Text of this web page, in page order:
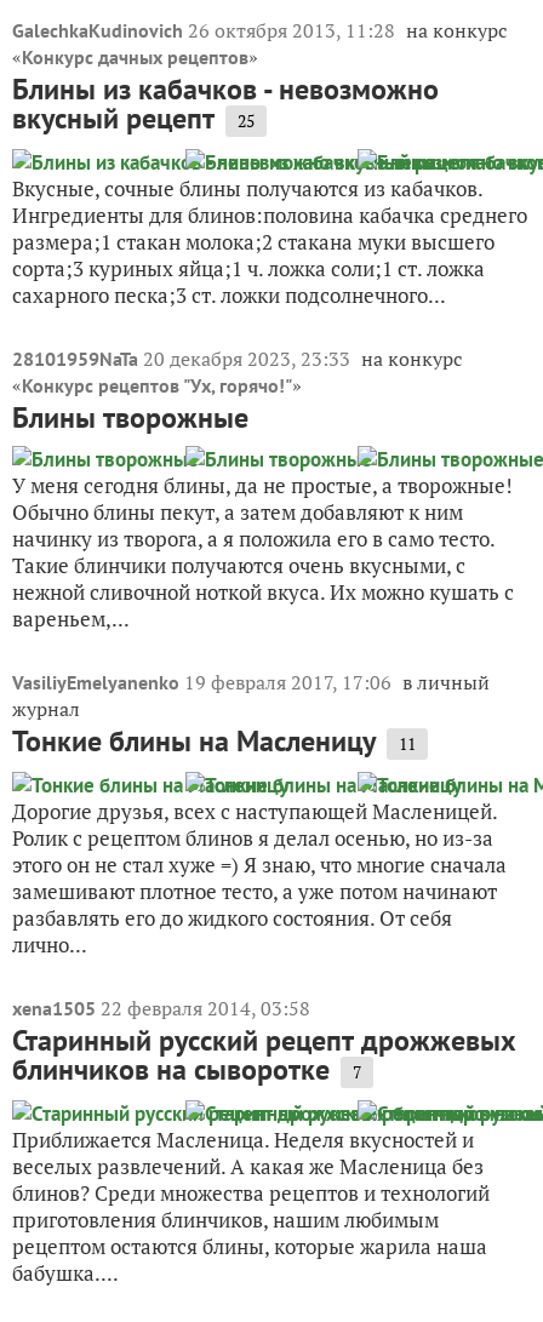
GalechkaKudinovich 26 октября 2013, 11:28 на конкурс
«Конкурс дачных рецептов»
Блины из кабачков - невозможно
вкусный рецепт 25
Вкусные, сочные блины получаются из кабачков.
Ингредиенты для блинов:половина кабачка среднего
размера;1 стакан молока;2 стакана муки высшего
сорта;3 куриных яйца;1 ч. ложка соли;1 ст. ложка
сахарного песка;3 ст. ложки подсолнечного...
28101959NaTa 20 декабря 2023, 23:33 на конкурс
«Конкурс рецептов "Ух, горячо!"»
Блины творожные
У меня сегодня блины, да не простые, а творожные!
Обычно блины пекут, а затем добавляют к ним
начинку из творога, а я положила его в само тесто.
Такие блинчики получаются очень вкусными, с
нежной сливочной ноткой вкуса. Их можно кушать с
вареньем,...
VasiliyEmelyanenko 19 февраля 2017, 17:06 в личный
журнал
Тонкие блины на Масленицу 11
Дорогие друзья, всех с наступающей Масленицей.
Ролик с рецептом блинов я делал осенью, но из-за
этого он не стал хуже =) Я знаю, что многие сначала
замешивают плотное тесто, а уже потом начинают
разбавлять его до жидкого состояния. От себя
лично...
xena1505 22 февраля 2014, 03:58
Старинный русский рецепт дрожжевых
блинчиков на сыворотке 7
Приближается Масленица. Неделя вкусностей и
веселых развлечений. А какая же Масленица без
блинов? Среди множества рецептов и технологий
приготовления блинчиков, нашим любимым
рецептом остаются блины, которые жарила наша
бабушка....